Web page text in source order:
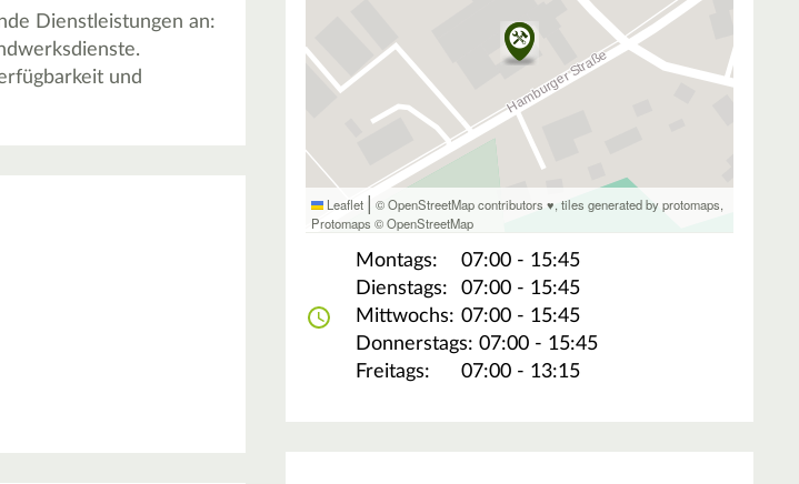
Dienstleistungen an:
und
Leaflet | © OpenStreetMap contributors ♥,tiles generated by protomaps,
Protomaps ©OpenStreetMap
Montags:
07:00 - 15:45
Dienstags:
07:00 - 15:45
Mittwochs: 07:00 - 15:45
Donnerstags: 07:00 - 15:45
Freitags:
07:00 - 13:15